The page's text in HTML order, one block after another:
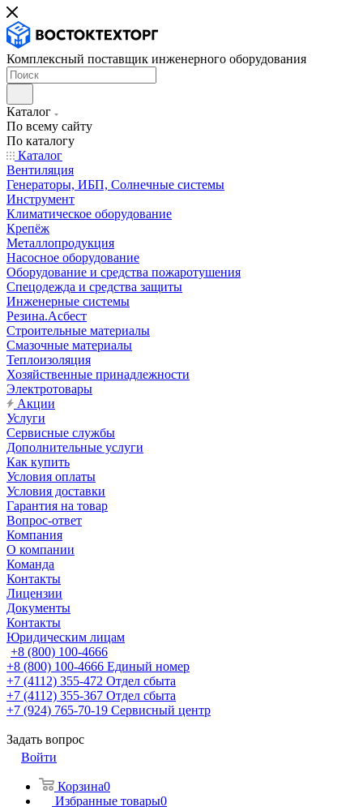
Комплексный поставщик инженерного оборудования
Каталог
По всему сайту
По каталогу
Каталог
Вентиляция
Генераторы, ИБП, Солнечные системы
Инструмент
Климатическое оборудование
Крепёж
Металлопродукция
Насосное оборудование
Оборудование и средства пожаротушения
Спецодежда и средства защиты
Инженерные системы
Резина.Асбест
Строительные материалы
Смазочные материалы
Теплоизоляция
Хозяйственные принадлежности
Электротовары
Акции
Услуги
Сервисные службы
Дополнительные услуги
Как купить
Условия оплаты
Условия доставки
Гарантия на товар
Вопрос-ответ
Компания
О компании
Команда
Контакты
Лицензии
Документы
Контакты
Юридическим лицам
+8 (800) 100-4666
+8 (800) 100-4666 Единый номер
+7 (4112) 355-472 Отдел сбыта
+7 (4112) 355-367 Отдел сбыта
+7 (924) 765-70-19 Сервисный центр
Задать вопрос
Войти
Корзина0
Избранные товары0